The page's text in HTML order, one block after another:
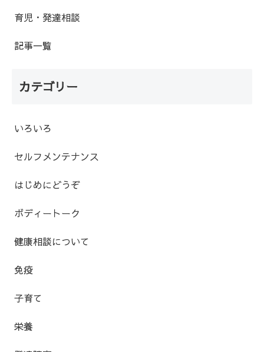
育児・発達相談
記事一覧
カテゴリー
いろいろ
セルフメンテナンス
はじめにどうぞ
ボディートーク
健康相談について
免疫
子育て
栄養